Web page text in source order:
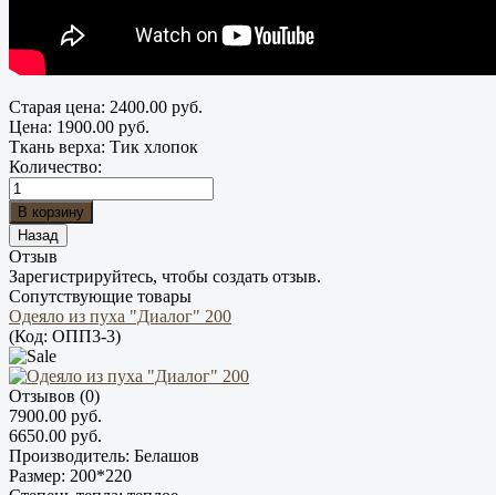
Старая цена: 2400.00 руб.
Цена: 1900.00 руб.
Ткань верха: Тик хлопок
Количество:
Отзыв
Зарегистрируйтесь, чтобы создать отзыв.
Сопутствующие товары
Одеяло из пуха "Диалог" 200
(Код: ОПП3-3)
Отзывов (0)
7900.00 руб.
6650.00 руб.
Производитель: Белашов
Размер: 200*220